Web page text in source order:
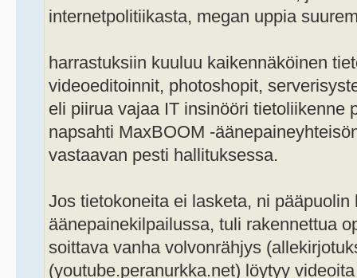
internetpolitiikasta, megan uppia
harrastuksiin kuuluu kaikennäköinen
videoeditoinnit, photoshopit,
eli piirua vajaa IT insinööri tietoliikenne
napsahti MaxBOOM -
vastaavan pesti hallituksessa.
Jos tietokoneita ei lasketa, ni pääpuolin
äänepainekilpailussa, tuli rakennettua
soittava vanha volvonrähjys
(youtube.peranurkka.net) löytyy